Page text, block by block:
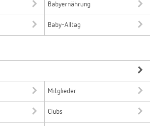
Babyernährung
Baby-Alltag
Mitglieder
Clubs